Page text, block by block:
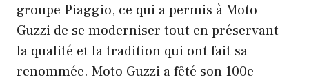
groupe Piaggio, ce qui a permis à Moto
Guzzi de se moderniser tout en préservant
la qualité et la tradition qui ont fait sa
renommée. Moto Guzzi a fêté son 100e